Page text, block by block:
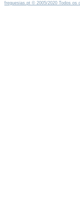
freguesias.pt © 2005/2020 Todos os